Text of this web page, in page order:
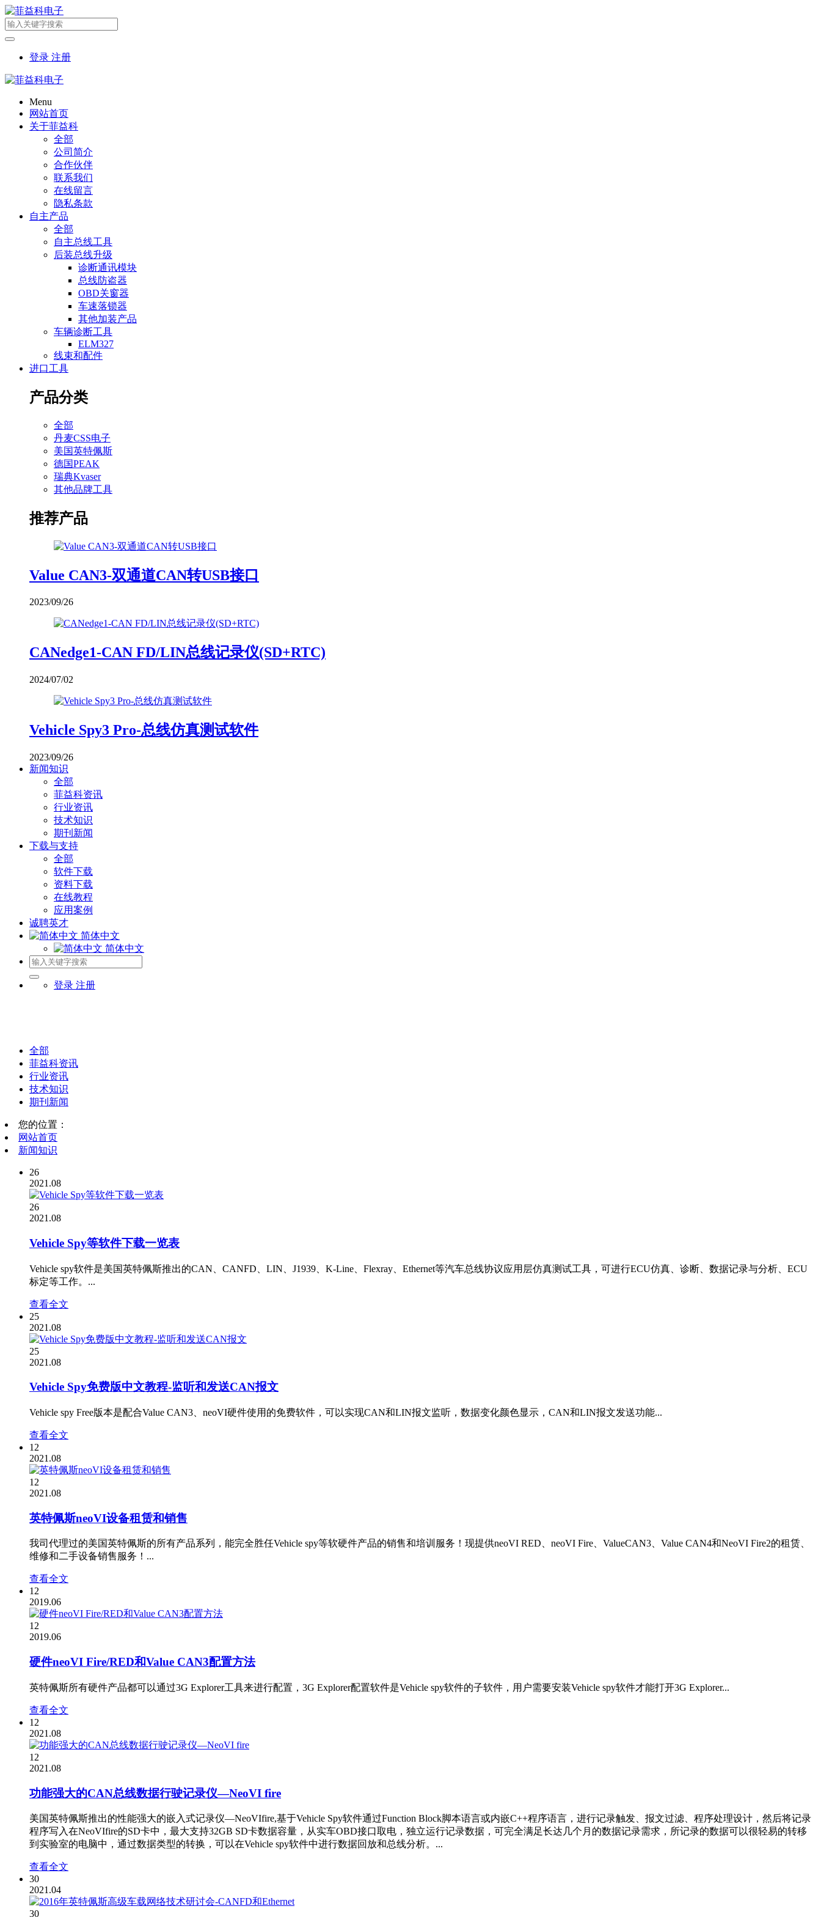
登录 注册
Menu
网站首页
关于菲益科
全部
公司简介
合作伙伴
联系我们
在线留言
隐私条款
自主产品
全部
自主总线工具
后装总线升级
诊断通讯模块
总线防盗器
OBD关窗器
车速落锁器
其他加装产品
车辆诊断工具
ELM327
线束和配件
进口工具
产品分类
全部
丹麦CSS电子
美国英特佩斯
德国PEAK
瑞典Kvaser
其他品牌工具
推荐产品
Value CAN3-双通道CAN转USB接口
2023/09/26
CANedge1-CAN FD/LIN总线记录仪(SD+RTC)
2024/07/02
Vehicle Spy3 Pro-总线仿真测试软件
2023/09/26
新闻知识
全部
菲益科资讯
行业资讯
技术知识
期刊新闻
下载与支持
全部
软件下载
资料下载
在线教程
应用案例
诚聘英才
简体中文
简体中文
登录 注册
全部
菲益科资讯
行业资讯
技术知识
期刊新闻
您的位置：
网站首页
新闻知识
26
2021.08
26
2021.08
Vehicle Spy等软件下载一览表
Vehicle spy软件是美国英特佩斯推出的CAN、CANFD、LIN、J1939、K-Line、Flexray、Ethernet等汽车总线协议应用层仿真测试工具，可进行ECU仿真、诊断、数据记录与分析、ECU
标定等工作。...
查看全文
25
2021.08
25
2021.08
Vehicle Spy免费版中文教程-监听和发送CAN报文
Vehicle spy Free版本是配合Value CAN3、neoVI硬件使用的免费软件，可以实现CAN和LIN报文监听，数据变化颜色显示，CAN和LIN报文发送功能...
查看全文
12
2021.08
12
2021.08
英特佩斯neoVI设备租赁和销售
我司代理过的美国英特佩斯的所有产品系列，能完全胜任Vehicle spy等软硬件产品的销售和培训服务！现提供neoVI RED、neoVI Fire、ValueCAN3、Value CAN4和NeoVI Fire2的租赁、
维修和二手设备销售服务！...
查看全文
12
2019.06
12
2019.06
硬件neoVI Fire/RED和Value CAN3配置方法
英特佩斯所有硬件产品都可以通过3G Explorer工具来进行配置，3G Explorer配置软件是Vehicle spy软件的子软件，用户需要安装Vehicle spy软件才能打开3G Explorer...
查看全文
12
2021.08
12
2021.08
功能强大的CAN总线数据行驶记录仪—NeoVI fire
美国英特佩斯推出的性能强大的嵌入式记录仪—NeoVIfire,基于Vehicle Spy软件通过Function Block脚本语言或内嵌C++程序语言，进行记录触发、报文过滤、程序处理设计，然后将记录
程序写入在NeoVIfire的SD卡中，最大支持32GB SD卡数据容量，从实车OBD接口取电，独立运行记录数据，可完全满足长达几个月的数据记录需求，所记录的数据可以很轻易的转移
到实验室的电脑中，通过数据类型的转换，可以在Vehicle spy软件中进行数据回放和总线分析。...
查看全文
30
2021.04
30